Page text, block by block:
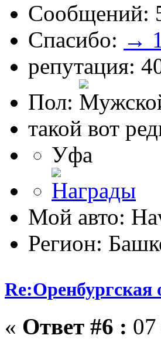
Сообщений:
Спасибо: →
репутация:
Пол:
такой вот
Уфа
Мой авто:
Регион:
Re:Оренбургская
« Ответ #6 :